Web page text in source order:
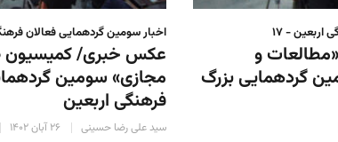
- ۱۷
و
گردهمایی بزرگ
اخبار سومین گردهمایی فعالان
عکس خبری/ کمیسیون
مجازی» سومین
فرهنگی اربعین
سید علی رضا حسینی ۲۶ آبان ۱۴۰۲